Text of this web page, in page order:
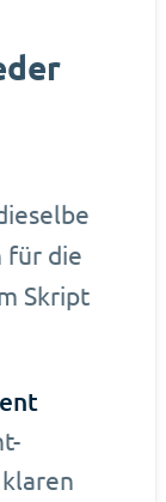
für die
Skript